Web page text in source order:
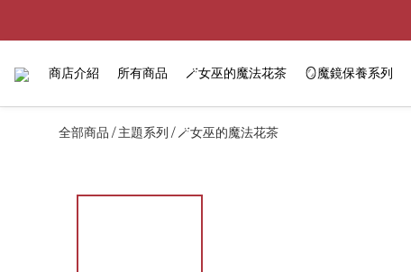
商店介紹 所有商品 🪄女巫的魔法花茶 🪞魔鏡保養系列
全部商品 /主題系列 /🪄女巫的魔法花茶